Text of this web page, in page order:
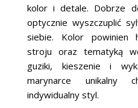
kolor i detale. Dobrze
optycznie wyszczuplić
siebie. Kolor powinien
stroju oraz tematyką
guziki, kieszenie i
marynarce unikalny
indywidualny styl.